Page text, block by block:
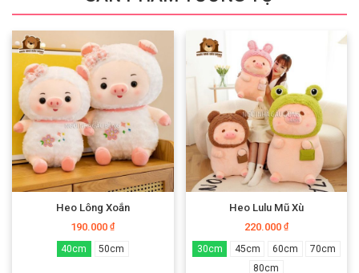
Heo Lông Xoắn
190.000₫
40cm 50cm
Heo Lulu Mũ Xù
220.000 ₫
30cm 45cm 60cm
70cm
80cm